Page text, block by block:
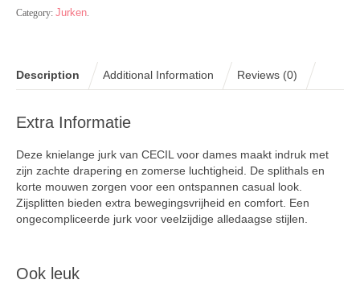
Category: Jurken
Description Additional Information Reviews (0)
Extra Informatie
Deze knielange jurk van CECIL voor dames maakt indruk met
zijn zachte drapering en zomerse luchtigheid. De splithals en
korte mouwen zorgen voor een ontspannen casual look.
Zijsplitten bieden extra bewegingsvrijheid en comfort. Een
ongecompliceerde jurk voor veelzijdige alledaagse stijlen.
Ook leuk